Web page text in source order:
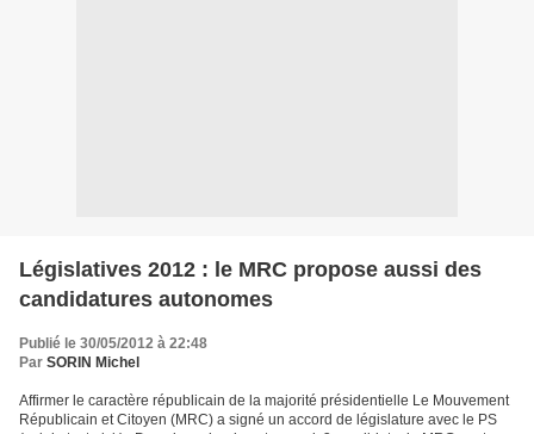
Législatives 2012 : le MRC propose aussi des
candidatures autonomes
Publié le 30/05/2012 à 22:48
Par SORIN Michel
Affirmer le caractère républicain de la majorité présidentielle Le Mouvement
Républicain et Citoyen (MRC) a signé un accord de législature avec le PS